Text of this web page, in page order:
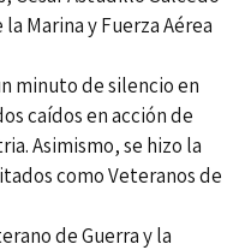
Marina y Fuerza Aérea
minuto de silencio en
caídos en acción de
Asimismo, se hizo la
como Veteranos de
de Guerra y la